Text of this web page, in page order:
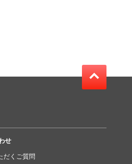
せ
だくご質問